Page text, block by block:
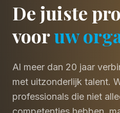
De juiste
vooruw
Al meer dan 20 jaar
met uitzonderlijk talent.
professionals die niet